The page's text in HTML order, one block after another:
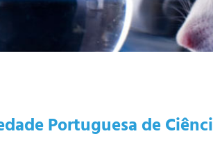
Portuguesa de